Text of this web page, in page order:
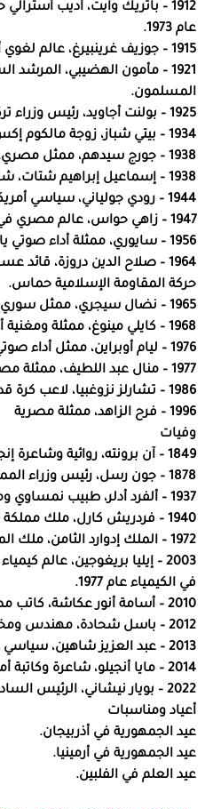
1912 – باتريك وايت، أديب
عام 1973.
1915 – جوزيف غرينبيرغ، عالم لغوي أمريكي.
1921 – مأمون الهضيبي،
المسلمون.
1925 – بولنت أجاويد، رئيس وزراء تركيا.
1934 – بيتي شباز، زوجة مالكوم إكس.
1938 – جورج سيدهم، ممثل مصري.
1938 – إسماعيل إبراهيم شتات، شاعر فلسطيني.
1944 – رودي جولياني، سياسي أمريكي.
1947 – زاهي حواس، عالم مصري في علم الآثار ووزير لشؤون الآثار.
1956 – سايوري، ممثلة أداء صوتي يابانية.
1964 – صلاح الدين دروزة،
حركة المقاومة الإسلامية حماس.
1965 – نضال سيجري، ممثل سوري.
1968 – كايلي مينوغ، ممثلة ومغنية أسترالية.
1976 – ليام أوبراين، ممثل أداء صوتي أمريكي.
1977 – منال عبد اللطيف، ممثلة مصرية.
1986 – تشارلز نزوغبيا، لاعب كرة قدم فرنسي.
1996 – فرح الزاهد، ممثلة مصرية
وفيات
1849 – آن برونته، روائية وشاعرة إنجليزية.
1878 – جون رسل، رئيس وزراء المملكة المتحدة.
1937 – ألفرد أدلر، طبيب نمساوي ومؤسس «علم نفس الفرد».
1940 – فردريش كارل، ملك مملكة فنلندا.
1972 – الملك إدوارد الثامن، ملك المملكة المتحدة الأسبق.
2003 – إيليا بريغوجين، عالم
في الكيمياء عام 1977.
2010 – أسامة أنور عكاشة، كاتب مصري.
2012 – باسل شحادة، مهندس ومخرج سينمائي سوري
2013 – عبد العزيز شاهين، سياسي فلسطيني ووزير سابق.
2014 – مايا أنجيلو، شاعرة وكاتبة أمريكيَّة.
2022 – بويار نيشاني، الرئيس السادس لجمهورية ألبانيا.
أعياد ومناسبات
عيد الجمهورية في أذربيجان.
عيد الجمهورية في أرمينيا.
عيد العلم في الفلبين.